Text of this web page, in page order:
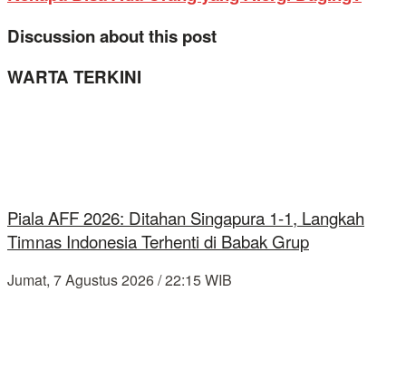
Discussion about this post
WARTA TERKINI
Piala AFF 2026: Ditahan Singapura 1-1, Langkah
Timnas Indonesia Terhenti di Babak Grup
Jumat, 7 Agustus 2026 / 22:15 WIB